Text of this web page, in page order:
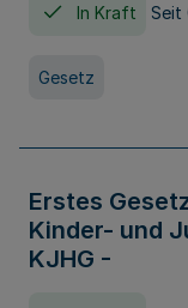
In Kraft Seit
Gesetz
Erstes
Kinder- und
KJHG -